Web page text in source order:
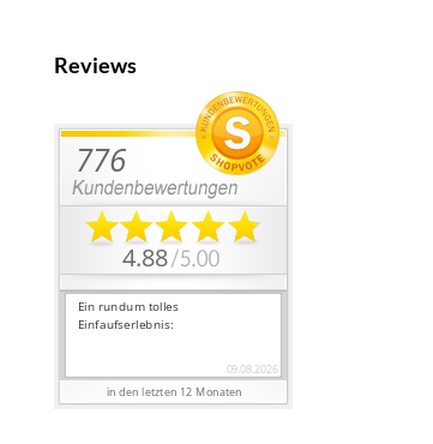
Reviews